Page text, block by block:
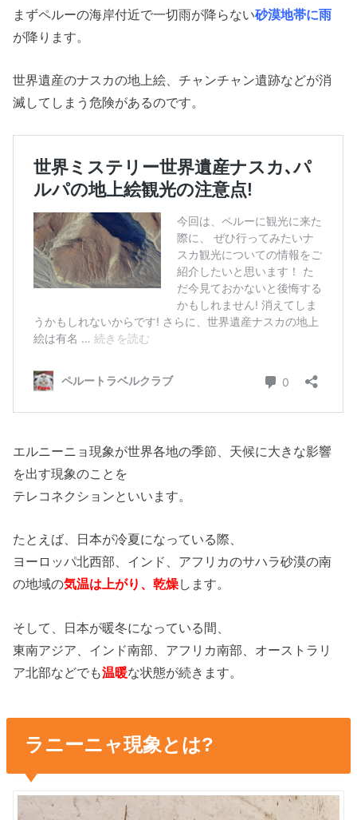
まずペルーの海岸付近で一切雨が降らない砂漠地帯に雨
が降ります。
世界遺産のナスカの地上絵、チャンチャン遺跡などが消
滅してしまう危険があるのです。
エルニーニョ現象が世界各地の季節、天候に大きな影響
を出す現象のことを
テレコネクションといいます。
たとえば、日本が冷夏になっている際、
ヨーロッパ北西部、インド、アフリカのサハラ砂漠の南
の地域の気温は上がり、乾燥します。
そして、日本が暖冬になっている間、
東南アジア、インド南部、アフリカ南部、オーストラリ
ア北部などでも温暖な状態が続きます。
ラニーニャ現象とは?